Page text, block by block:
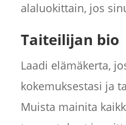
alaluokittain, jos
Taiteilijan bio
Laadi elämäkerta,
kokemuksestasi ja
Muista mainita